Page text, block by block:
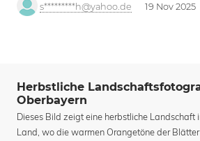
s*********h@yahoo.de 19 Nov 2025
Herbstliche
Oberbayern
Dieses Bild zeigt eine herbstliche Landschaft
Land, wo die warmen Orangetöne der